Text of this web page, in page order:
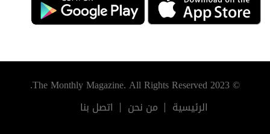
© 2023 The Monthly Magazine. All Rights Reserved.
الرئيسية
من نحن اتصل بنا